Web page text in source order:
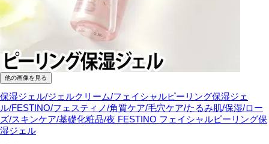
他の画像を見る
保湿ジェル/ジェルクリーム/フェイシャルピーリング保湿ジェ
ル/FESTINO/フェスティノ/角質ケア/毛穴ケア/たるみ肌/保湿/ロー
ズ/スキンケア/基礎化粧品/夜 FESTINO フェイシャルピーリング保
湿ジェル